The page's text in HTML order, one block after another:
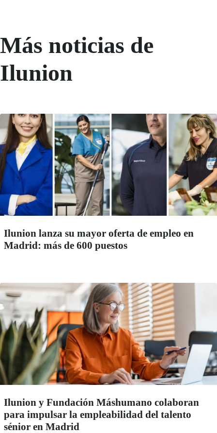
Más noticias de
Ilunion
Ilunion lanza su mayor oferta de empleo en
Madrid: más de 600 puestos
Ilunion y Fundación Máshumano colaboran
para impulsar la empleabilidad del talento
sénior en Madrid